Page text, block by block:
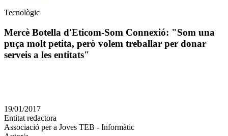
Àmbit
la
Tecnològic
Mercè Botella d'Eticom-Som Connexió: "Som una
puça molt petita, però volem treballar per donar
serveis a les entitats"
en
altres
xarxes
socials
19/01/2017
Entitat redactora
Associació per a Joves TEB - Informàtic